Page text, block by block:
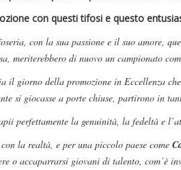
con questi tifosi e questo
con la sua passione e il suo amore,
meriterebbero di nuovo un campionato
il giorno della promozione in Eccellenza
si giocasse a porte chiuse, partirono in
perfettamente la genuinità, la fedeltà e
la realtà, e per una piccolo paese come
o accaparrarsi giovani di talento, com’è